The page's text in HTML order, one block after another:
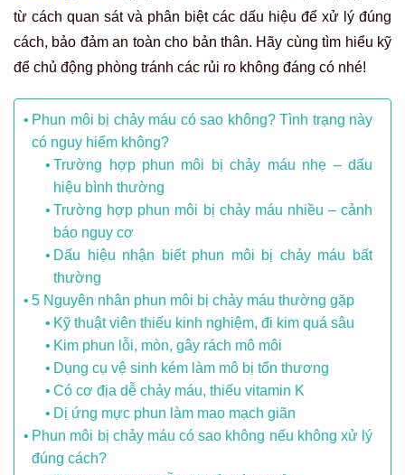
từ cách quan sát và phân biệt các dấu hiệu để xử lý đúng
cách, bảo đảm an toàn cho bản thân. Hãy cùng tìm hiểu kỹ
để chủ động phòng tránh các rủi ro không đáng có nhé!
Phun môi bị chảy máu có sao không? Tình trạng này
có nguy hiểm không?
Trường hợp phun môi bị chảy máu nhẹ – dấu
hiệu bình thường
Trường hợp phun môi bị chảy máu nhiều – cảnh
báo nguy cơ
Dấu hiệu nhận biết phun môi bị chảy máu bất
thường
5 Nguyên nhân phun môi bị chảy máu thường gặp
Kỹ thuật viên thiếu kinh nghiệm, đi kim quá sâu
Kim phun lỗi, mòn, gây rách mô môi
Dụng cụ vệ sinh kém làm mô bị tổn thương
Có cơ địa dễ chảy máu, thiếu vitamin K
Dị ứng mực phun làm mao mạch giãn
Phun môi bị chảy máu có sao không nếu không xử lý
đúng cách?